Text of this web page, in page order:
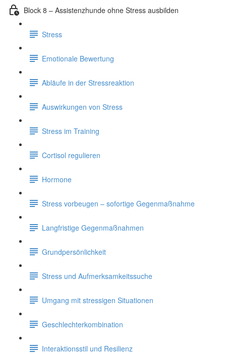
Block 8 – Assistenzhunde ohne Stress ausbilden
Stress
Emotionale Bewertung
Abläufe in der Stressreaktion
Auswirkungen von Stress
Stress im Training
Cortisol regulieren
Hormone
Stress vorbeugen – sofortige Gegenmaßnahme
Langfristige Gegenmaßnahmen
Grundpersönlichkeit
Stress und Aufmerksamkeitssuche
Umgang mit stressigen Situationen
Geschlechterkombination
Interaktionsstil und Resilienz